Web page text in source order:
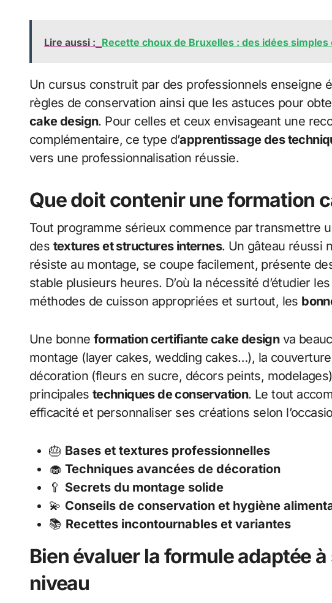
Lire aussi : Recette choux de Bruxelles : des idées
Un cursus construit par des professionnels enseigne
règles de conservation ainsi que les astuces pour
cake design. Pour celles et ceux envisageant une
complémentaire, ce type d’apprentissage des
vers une professionnalisation réussie.
Que doit contenir une formation
Tout programme sérieux commence par transmettre
des textures et structures internes. Un gâteau réussi
résiste au montage, se coupe facilement, présente
stable plusieurs heures. D’où la nécessité d’étudier
méthodes de cuisson appropriées et surtout, les
Une bonne formation certifiante cake designva
montage (layer cakes, wedding cakes…), la
décoration (fleurs en sucre, décors peints,
principales techniques de conservation. Le tout
efficacité et personnaliser ses créations selon
🎂 Bases et textures professionnelles
🧁 Techniques avancées de décoration
🥄 Secrets du montage solide
💫 Conseils de conservation et hygiène
📚 Recettes incontournables et variantes
Bien évaluer la formule adaptée
niveau